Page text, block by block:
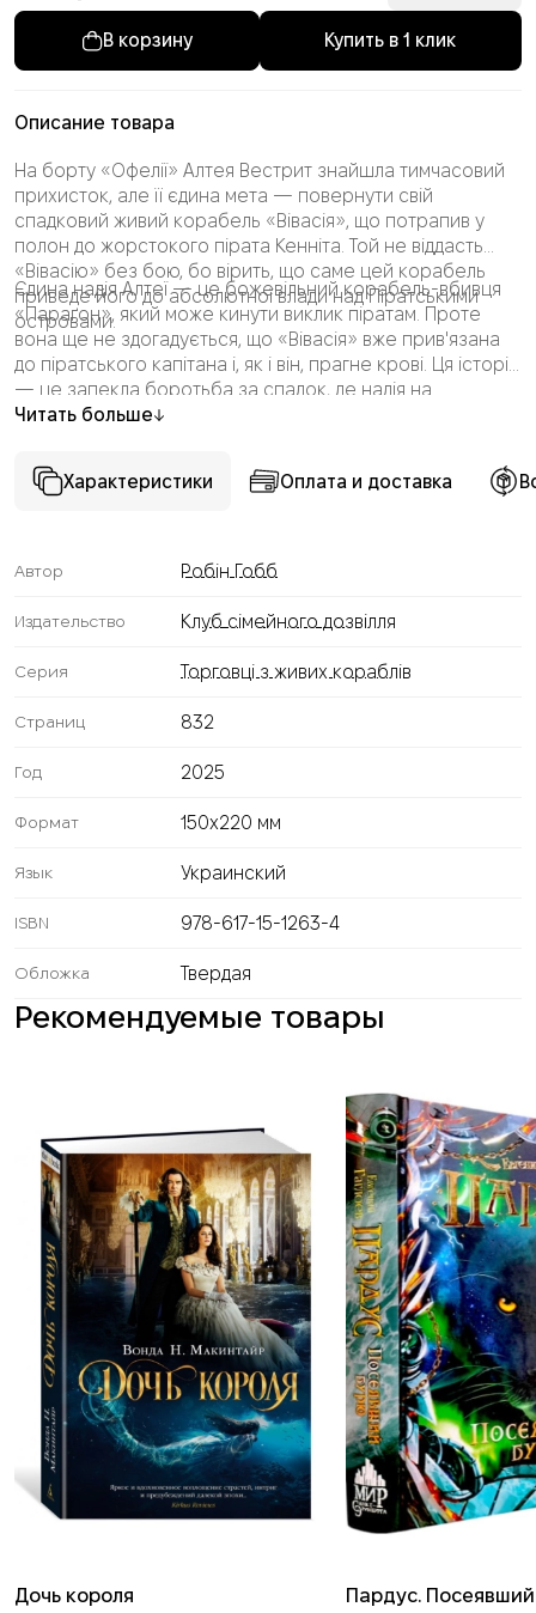
Купить в 1 клик
Описание товара
На борту «Офелії» Алтея Вестрит знайшла тимчасовий
прихисток, але її єдина мета — повернути свій
спадковий живий корабель «Вівасія», що потрапив у
полон до жорстокого пірата Кенніта. Той не віддасть
«Вівасію» без бою, бо вірить, що саме цей корабель
приведе його до абсолютної влади над Піратськими
островами.
Єдина надія Алтеї — це божевільний корабель-вбивця
«Параґон», який може кинути виклик піратам. Проте
вона ще не здогадується, що «Вівасія» вже прив'язана
до піратського капітана і, як і він, прагне крові. Ця історія
— це запекла боротьба за спадок, де надія на
порятунок залежить від шаленого корабля, а кохання
Читать больше
Характеристики Оплата и доставка
Автор Робін Гобб
Издательство Клуб сімейного дозвілля
Серия Торговці з живих кораблів
Страниц 832
Год 2025
Формат 150x220 мм
Язык Украинский
ISBN 978-617-15-1263-4
Обложка Твердая
Рекомендуемые товары
Дочь короля Пардус.